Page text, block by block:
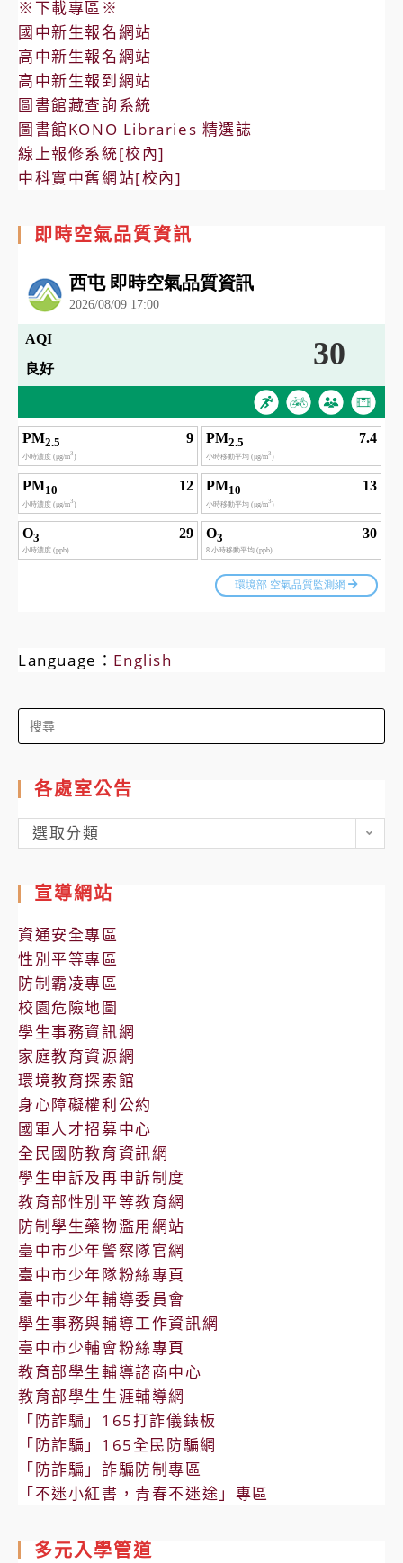
※下載專區※
國中新生報名網站
高中新生報名網站
高中新生報到網站
圖書館藏查詢系統
圖書館KONO Libraries 精選誌
線上報修系統[校內]
中科實中舊網站[校內]
即時空氣品質資訊
Language： English
Search
for:
各處室公告
各
處
公
告
選取分類
宣導網站
資通安全專區
性別平等專區
防制霸凌專區
校園危險地圖
學生事務資訊網
家庭教育資源網
環境教育探索館
身心障礙權利公約
國軍人才招募中心
全民國防教育資訊網
學生申訴及再申訴制度
教育部性別平等教育網
防制學生藥物濫用網站
臺中市少年警察隊官網
臺中市少年隊粉絲專頁
臺中市少年輔導委員會
學生事務與輔導工作資訊網
臺中市少輔會粉絲專頁
教育部學生輔導諮商中心
教育部學生生涯輔導網
「防詐騙」165打詐儀錶板
「防詐騙」165全民防騙網
「防詐騙」詐騙防制專區
「不迷小紅書，青春不迷途」專區
多元入學管道